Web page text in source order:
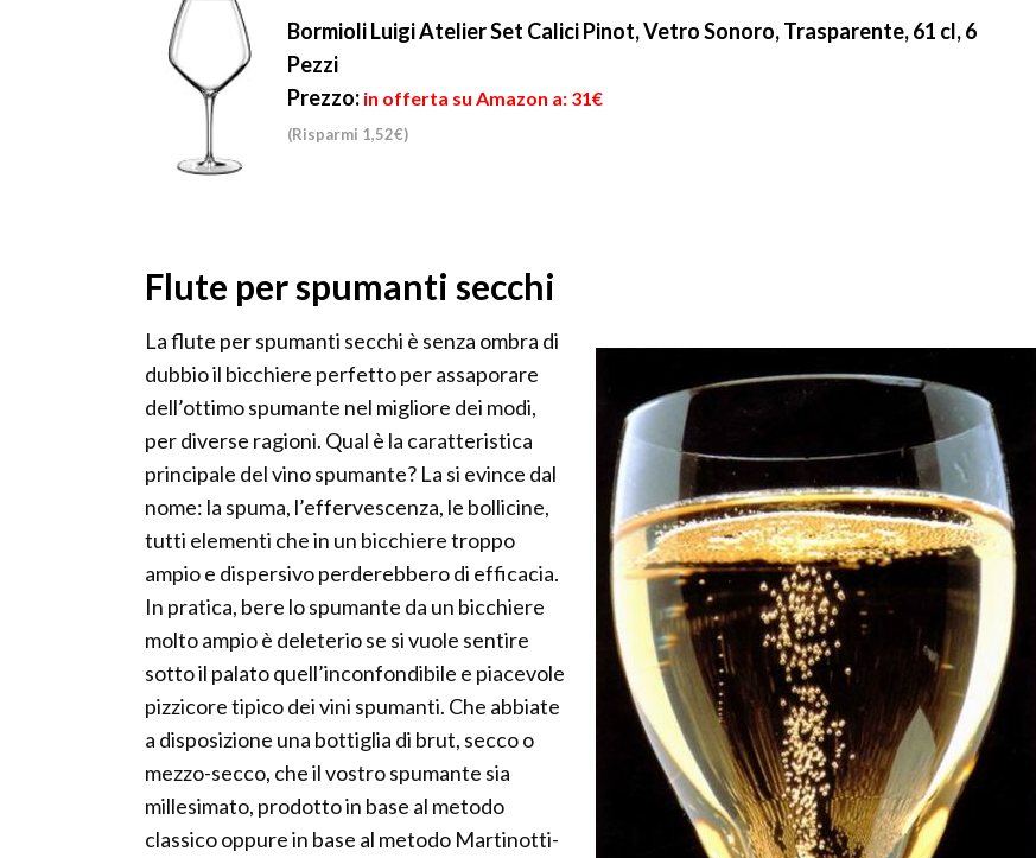
Bormioli Luigi Atelier Set Calici Pinot, Vetro Sonoro, Trasparente, 61 cl, 6
Pezzi
Prezzo: in offerta su Amazon a: 31€
(Risparmi 1,52€)
Flute per spumanti secchi
La flute per spumanti secchi è senza ombra di
dubbio il bicchiere perfetto per assaporare
dell’ottimo spumante nel migliore dei modi,
per diverse ragioni. Qual è la caratteristica
principale del vino spumante? La si evince dal
nome: la spuma, l’effervescenza, le bollicine,
tutti elementi che in un bicchiere troppo
ampio e dispersivo perderebbero di efficacia.
In pratica, bere lo spumante da un bicchiere
molto ampio è deleterio se si vuole sentire
sotto il palato quell’inconfondibile e piacevole
pizzicore tipico dei vini spumanti. Che abbiate
a disposizione una bottiglia di brut, secco o
mezzo-secco, che il vostro spumante sia
millesimato, prodotto in base al metodo
classico oppure in base al metodo Martinotti-